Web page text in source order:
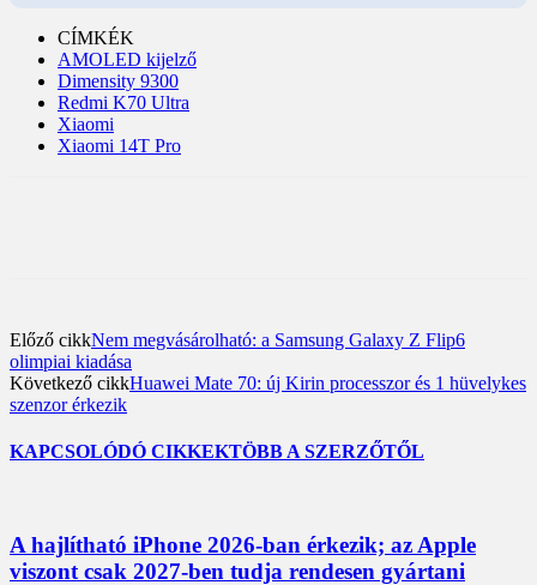
CÍMKÉK
AMOLED kijelző
Dimensity 9300
Redmi K70 Ultra
Xiaomi
Xiaomi 14T Pro
Előző cikkNem megvásárolható: a Samsung Galaxy Z Flip6
olimpiai kiadása
Következő cikkHuawei Mate 70: új Kirin processzor és 1 hüvelykes
szenzor érkezik
KAPCSOLÓDÓ CIKKEKTÖBB A SZERZŐTŐL
A hajlítható iPhone 2026-ban érkezik; az Apple
viszont csak 2027-ben tudja rendesen gyártani